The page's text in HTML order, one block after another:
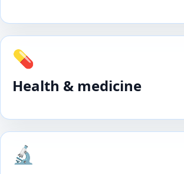
💊
Health & medicine
🔬